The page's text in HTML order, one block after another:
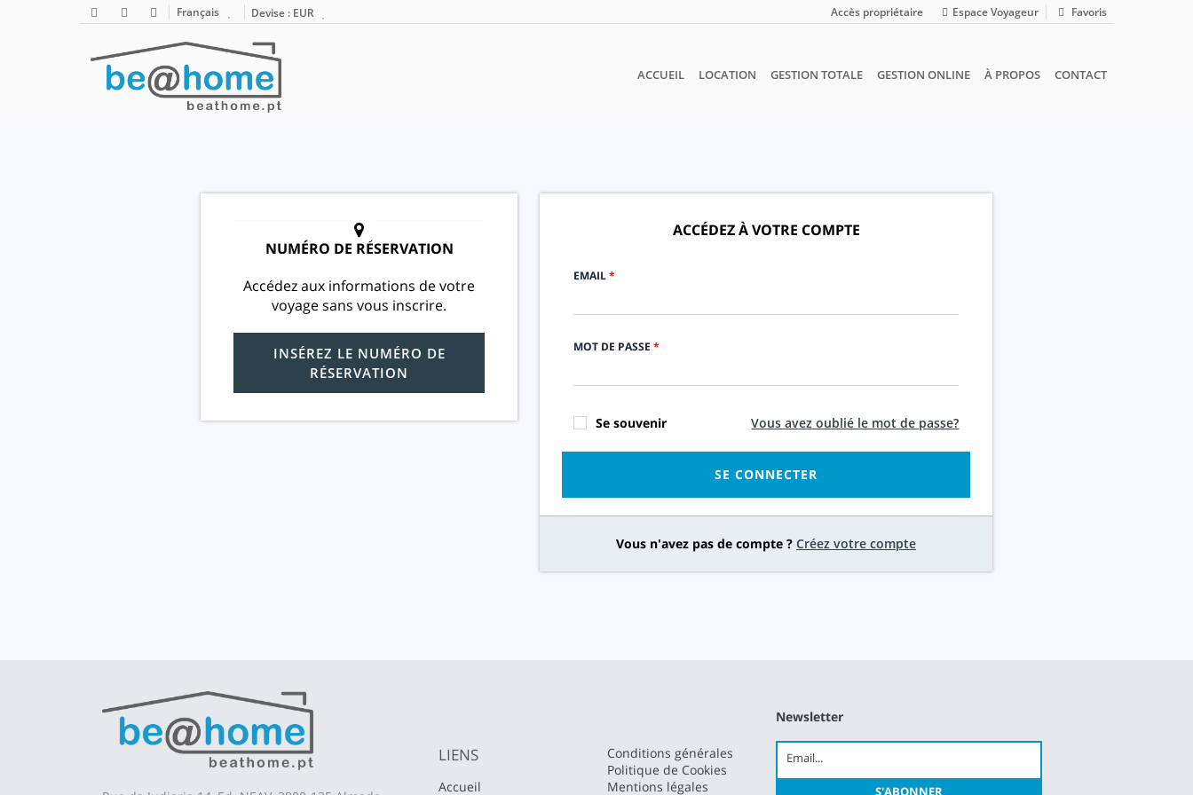
Français Devise : EUR Favoris
Espace Voyageur
Accès propriétaire
ACCUEIL LOCATION GESTION TOTALE GESTION ONLINE À PROPOS CONTACT
NUMÉRO DE RÉSERVATION
Accédez aux informations de votre
voyage sans vous inscrire.
INSÉREZ LE NUMÉRO DE
RÉSERVATION
ACCÉDEZ À VOTRE COMPTE
EMAIL *
MOT DE PASSE *
Se souvenir Vous avez oublié le mot de passe?
SE CONNECTER
Vous n'avez pas de compte ? Créez votre compte
LIENS
Accueil
Conditions générales
Politique de Cookies
Mentions légales
Newsletter